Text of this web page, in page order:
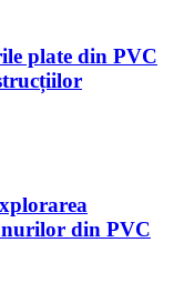
plate din PVC
din PVC